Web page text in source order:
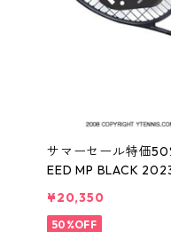
サマーセール特価
EED MP BLACK
¥20,350
50%OFF